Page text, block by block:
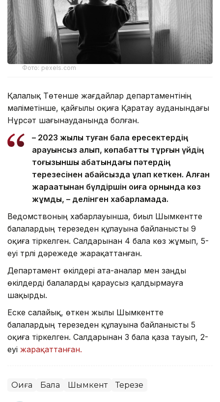
Фото: pexels.com
Қалалық Төтенше жағдайлар департаментінің
мәліметінше, қайғылы оқиға Қаратау ауданындағы
Нұрсәт шағынауданында болған.
– 2023 жылы туған бала ересектердің
қарауынсыз қалып, көпқабатты тұрғын үйдің
тоғызыншы қабатындағы пәтердің
терезесінен абайсызда құлап кеткен. Алған
жарақатынан бүлдіршін оқиға орнында көз
жұмды, – делінген хабарламада.
Ведомствоның хабарлауынша, биыл Шымкентте
балалардың терезеден құлауына байланысты 9
оқиға тіркелген. Салдарынан 4 бала көз жұмып, 5-
еуі түрлі дәрежеде жарақаттанған.
Департамент өкілдері ата-аналар мен заңды
өкілдерді балаларды қараусыз қалдырмауға
шақырды.
Еске салайық, өткен жылы Шымкентте
балалардың терезеден құлауына байланысты 5
оқиға тіркелген. Салдарынан 3 бала қаза тауып, 2-
еуі жарақаттанған.
Оқиға Бала Шымкент Терезе